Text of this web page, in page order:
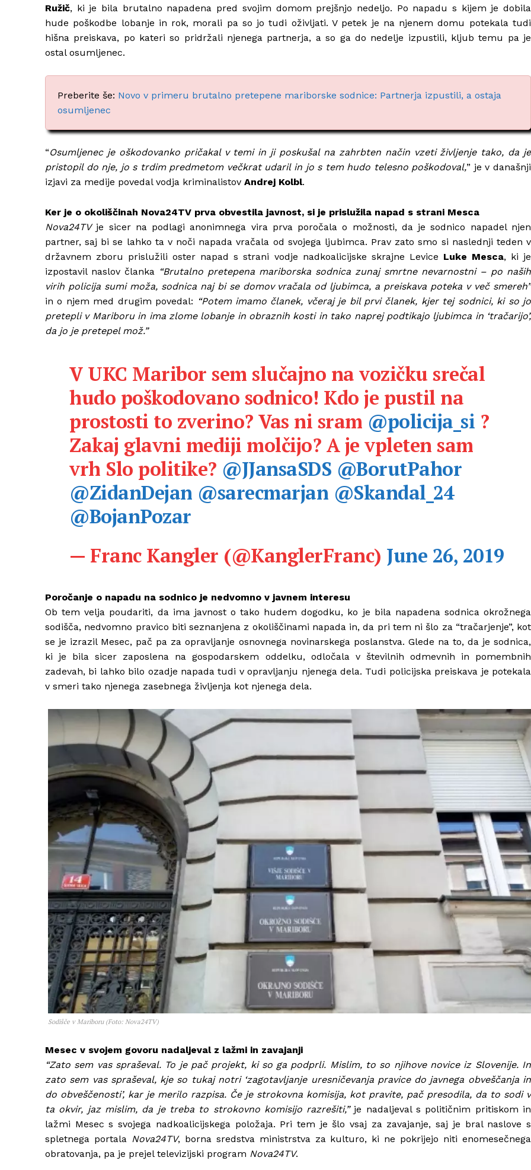
Ružič, ki je bila brutalno napadena pred svojim domom prejšnjo nedeljo. Po napadu s kijem je dobila
hude poškodbe lobanje in rok, morali pa so jo tudi oživljati. V petek je na njenem domu potekala tudi
hišna preiskava, po kateri so pridržali njenega partnerja, a so ga do nedelje izpustili, kljub temu pa je
ostal osumljenec.
Preberite še: Novo v primeru brutalno pretepene mariborske sodnice: Partnerja izpustili, a ostaja
osumljenec
“Osumljenec je oškodovanko pričakal v temi in ji poskušal na zahrbten način vzeti življenje tako, da je
pristopil do nje, jo s trdim predmetom večkrat udaril in jo s tem hudo telesno poškodoval,” je v današnji
izjavi za medije povedal vodja kriminalistov Andrej Kolbl.
Ker je o okoliščinah Nova24TV prva obvestila javnost, si je prislužila napad s strani Mesca
Nova24TVje sicer na podlagi anonimnega vira prva poročala o možnosti, da je sodnico napadel njen
partner, saj bi se lahko ta v noči napada vračala od svojega ljubimca. Prav zato smo si naslednji teden v
državnem zboru prislužili oster napad s strani vodje nadkoalicijske skrajne Levice Luke Mesca, ki je
izpostavil naslov članka “Brutalno pretepena mariborska sodnica zunaj smrtne nevarnostni – po naših
virih policija sumi moža, sodnica naj bi se domov vračala od ljubimca, a preiskava poteka v več smereh”
in o njem med drugim povedal: “Potem imamo članek, včeraj je bil prvi članek, kjer tej sodnici, ki so jo
pretepli v Mariboru in ima zlome lobanje in obraznih kosti in tako naprej podtikajo ljubimca in ‘tračarijo’,
da jo je pretepel mož.”
V UKC Maribor sem slučajno na vozičku srečal
hudo poškodovano sodnico! Kdo je pustil na
prostosti to zverino? Vas ni sram @policija_si ?
Zakaj glavni mediji molčijo? A je vpleten sam
vrh Slo politike? @JJansaSDS @BorutPahor
@ZidanDejan @sarecmarjan @Skandal_24
@BojanPozar
— Franc Kangler (@KanglerFranc) June 26, 2019
Poročanje o napadu na sodnico je nedvomno v javnem interesu
Ob tem velja poudariti, da ima javnost o tako hudem dogodku, ko je bila napadena sodnica okrožnega
sodišča, nedvomno pravico biti seznanjena z okoliščinami napada in, da pri tem ni šlo za “tračarjenje”, kot
se je izrazil Mesec, pač pa za opravljanje osnovnega novinarskega poslanstva. Glede na to, da je sodnica,
ki je bila sicer zaposlena na gospodarskem oddelku, odločala v številnih odmevnih in pomembnih
zadevah, bi lahko bilo ozadje napada tudi v opravljanju njenega dela. Tudi policijska preiskava je potekala
v smeri tako njenega zasebnega življenja kot njenega dela.
Sodišče v Mariboru (Foto: Nova24TV)
Mesec v svojem govoru nadaljeval z lažmi in zavajanji
“Zato sem vas spraševal. To je pač projekt, ki so ga podprli. Mislim, to so njihove novice iz Slovenije. In
zato sem vas spraševal, kje so tukaj notri ‘zagotavljanje uresničevanja pravice do javnega obveščanja in
do obveščenosti’, kar je merilo razpisa. Če je strokovna komisija, kot pravite, pač presodila, da to sodi v
ta okvir, jaz mislim, da je treba to strokovno komisijo razrešiti,”je nadaljeval s političnim pritiskom in
lažmi Mesec s svojega nadkoalicijskega položaja. Pri tem je šlo vsaj za zavajanje, saj je bral naslove s
spletnega portala Nova24TV, borna sredstva ministrstva za kulturo, ki ne pokrijejo niti enomesečnega
obratovanja, pa je prejel televizijski program Nova24TV.